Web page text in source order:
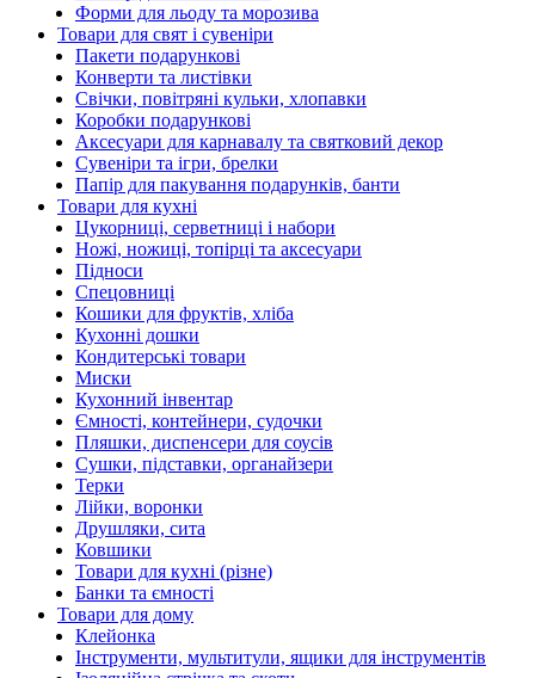
Форми для льоду та морозива
Товари для свят і сувеніри
Пакети подарункові
Конверти та листівки
Свічки, повітряні кульки, хлопавки
Коробки подарункові
Аксесуари для карнавалу та святковий декор
Сувеніри та ігри, брелки
Папір для пакування подарунків, банти
Товари для кухні
Цукорниці, серветниці і набори
Ножі, ножиці, топірці та аксесуари
Підноси
Спецовниці
Кошики для фруктів, хліба
Кухонні дошки
Кондитерські товари
Миски
Кухонний інвентар
Ємності, контейнери, судочки
Пляшки, диспенсери для соусів
Сушки, підставки, органайзери
Терки
Лійки, воронки
Друшляки, сита
Ковшики
Товари для кухні (різне)
Банки та ємності
Товари для дому
Клейонка
Інструменти, мультитули, ящики для інструментів